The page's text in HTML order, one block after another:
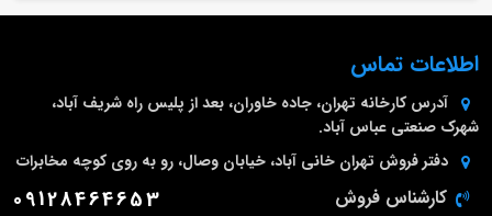
اطلاعات تماس
آدرس کارخانه تهران، جاده خاوران، بعد از پلیس راه شریف آباد،
شهرک صنعتی عباس آباد.
دفتر فروش تهران خانی آباد، خیابان وصال، رو به روی کوچه مخابرات
کارشناس فروش 09128464653